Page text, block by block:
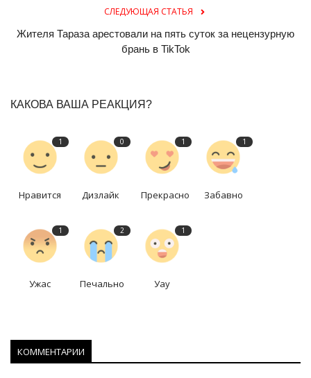
СЛЕДУЮЩАЯ СТАТЬЯ
Жителя Тараза арестовали на пять суток за нецензурную
брань в TikTok
КАКОВА ВАША РЕАКЦИЯ?
1
Нравится
0
Дизлайк
1
Прекрасно
1
Забавно
1
Ужас
2
Печально
1
Уау
КОММЕНТАРИИ